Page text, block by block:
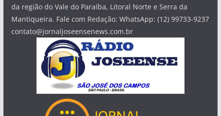
da região do Vale do Paraíba, Litoral Norte e Serra da
Mantiqueira. Fale com Redação: WhatsApp: (12) 99733-9237
contato@jornaljoseensenews.com.br